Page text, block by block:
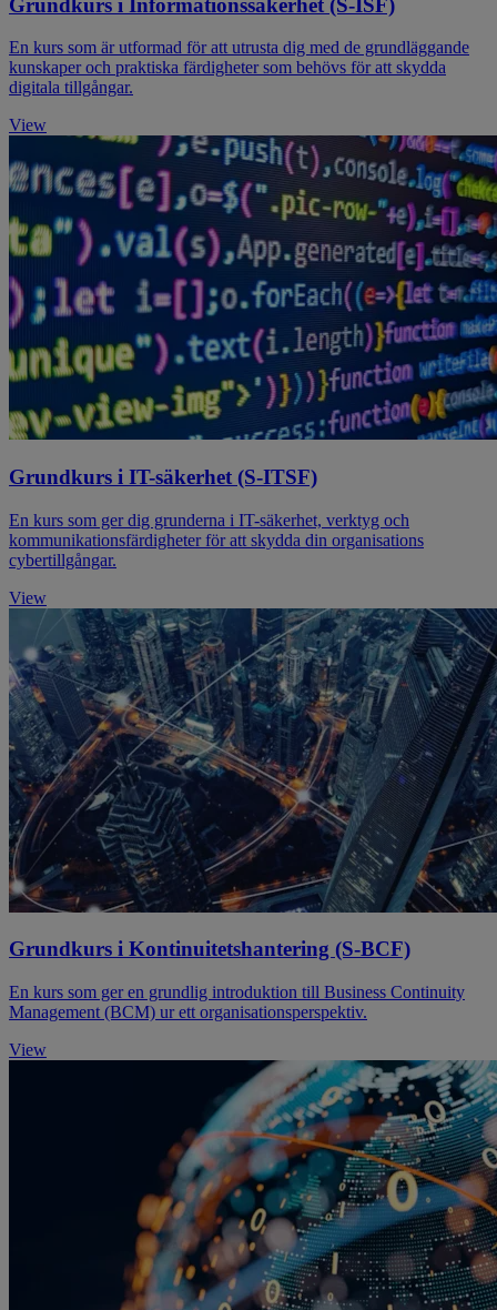
En kurs som är utformad för att utrusta dig med de grundläggande
kunskaper och praktiska färdigheter som behövs för att skydda
digitala tillgångar.
View
Grundkurs i IT-säkerhet (S-ITSF)
En kurs som ger dig grunderna i IT-säkerhet, verktyg och
kommunikationsfärdigheter för att skydda din organisations
cybertillgångar.
View
Grundkurs i Kontinuitetshantering (S-BCF)
En kurs som ger en grundlig introduktion till Business Continuity
Management (BCM) ur ett organisationsperspektiv.
View